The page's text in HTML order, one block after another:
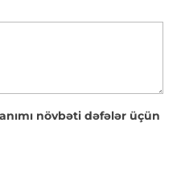
növbəti dəfələr üçün